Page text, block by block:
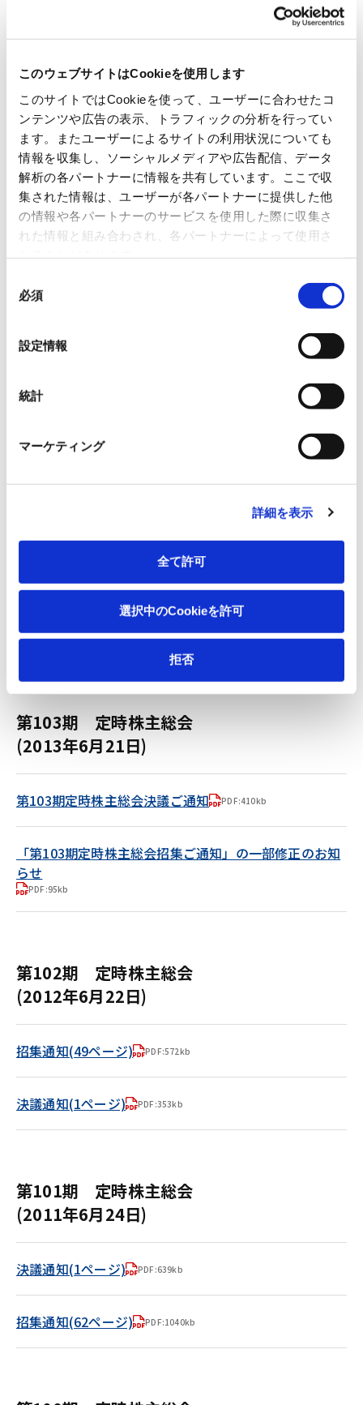
このウェブサイトはCookieを使用します
このサイトではCookieを使って、ユーザーに合わせたコ
ンテンツや広告の表示、トラフィックの分析を行ってい
ます。またユーザーによるサイトの利用状況についても
情報を収集し、ソーシャルメディアや広告配信、データ
解析の各パートナーに情報を共有しています。ここで収
集された情報は、ユーザーが各パートナーに提供した他
の情報や各パートナーのサービスを使用した際に収集さ
れた情報と組み合わされ、各パートナーによって使用さ
必須
設定情報
統計
マーケティング
詳細を表示
全て許可
選択中のCookieを許可
拒否
第106期定時株主総会招集ご通知に際してのインターネ
PDF:90kb
第106期定時株主総会招集ご通知 PDF:759kb
招集ご通知に際してのインターネット開示事項
PDF:414kb
第105期 定時株主総会
「第105期定時株主総会招集ご通知」の一部修正のお知
らせ
第104期 定時株主総会
(2014年6月24日)
第104期定時株主総会決議ご通知 PDF:413kb
第103期 定時株主総会
(2013年6月21日)
第103期定時株主総会決議ご通知 PDF:410kb
「第103期定時株主総会招集ご通知」の一部修正のお知
らせ
PDF:95kb
第102期 定時株主総会
(2012年6月22日)
招集通知(49ページ) PDF:572kb
決議通知(1ページ) PDF:353kb
第101期 定時株主総会
(2011年6月24日)
決議通知(1ページ) PDF:639kb
招集通知(62ページ) PDF:1040kb